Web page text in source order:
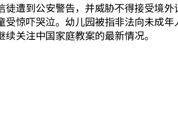
遭到公安警告，并威胁不得接受境
惊吓哭泣。幼儿园被指非法向未成
关注中国家庭教案的最新情况。